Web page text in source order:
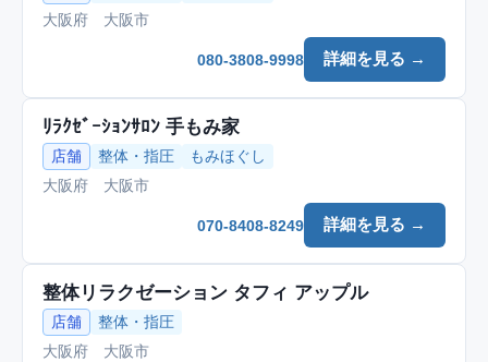
大阪府 大阪市
詳細を見る →
080-3808-9998
ﾘﾗｸｾﾞｰｼｮﾝｻﾛﾝ 手もみ家
店舗 整体・指圧
もみほぐし
大阪府 大阪市
詳細を見る →
070-8408-8249
整体リラクゼーション タフィ アップル
店舗
整体・指圧
大阪府 大阪市